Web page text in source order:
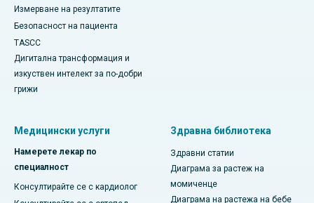
Измерване на резултатите
Безопасност на пациента
TASCC
Дигитална трансформация и
изкуствен интелект за по-добри
грижи
Медицински услуги
Намерете лекар по
специалност
Консултирайте се с кардиолог
Здравна библиотека
Здравни статии
Диаграма за растеж на
момиченце
Диаграма на растежа на бебе